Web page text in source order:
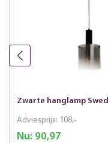
Zwarte hanglamp
Nu:90,97
Adviesprijs: 108,-